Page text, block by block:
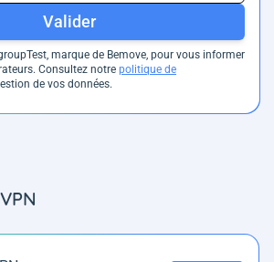
Valider
marque de Bemove, pour vous informer
Consultez notre politique de
de vos données.